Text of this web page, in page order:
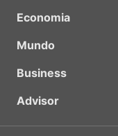
Economia
Mundo
Business
Advisor